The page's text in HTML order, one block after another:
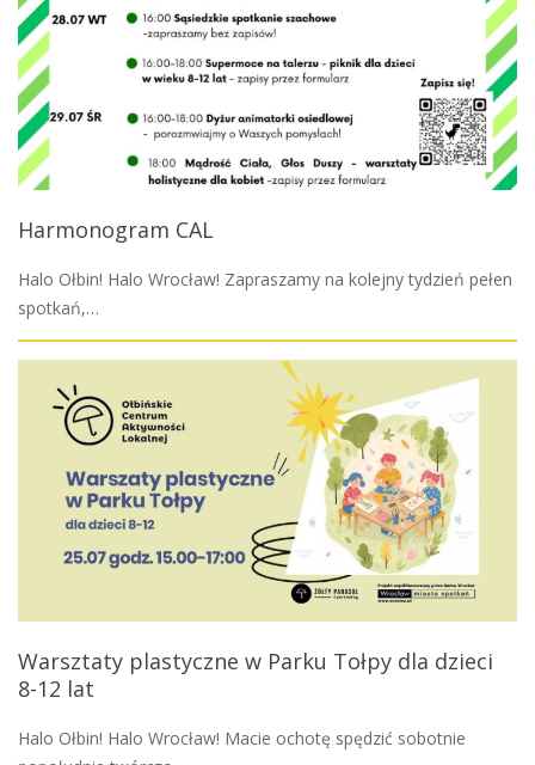
Harmonogram CAL
Halo Ołbin! Halo Wrocław! Zapraszamy na kolejny tydzień pełen
spotkań,…
Warsztaty plastyczne w Parku Tołpy dla dzieci
8-12 lat
Halo Ołbin! Halo Wrocław! Macie ochotę spędzić sobotnie